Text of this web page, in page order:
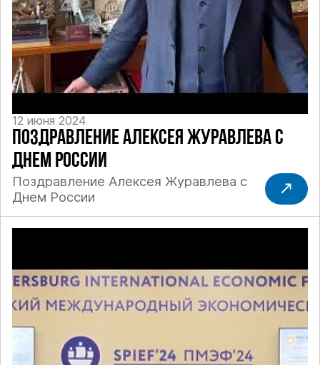
ПОЗДРАВЛЕНИЕ АЛЕКСЕЯ ЖУРАВЛЕВА С
ДНЕМ РОССИИ
12 июня 2024
Поздравление Алексея Журавлева с
Днем России